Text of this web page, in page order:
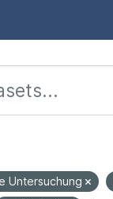
Untersuchung